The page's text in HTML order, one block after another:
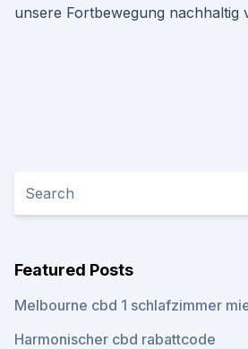
unsere Fortbewegung nachhaltig
Featured Posts
Melbourne cbd 1 schlafzimmer
Harmonischer cbd rabattcode